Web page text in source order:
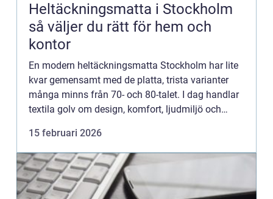
Heltäckningsmatta i Stockholm
så väljer du rätt för hem och
kontor
En modern heltäckningsmatta Stockholm har lite
kvar gemensamt med de platta, trista varianter
många minns från 70- och 80-talet. I dag handlar
textila golv om design, komfort, ljudmiljö och
15 februari 2026